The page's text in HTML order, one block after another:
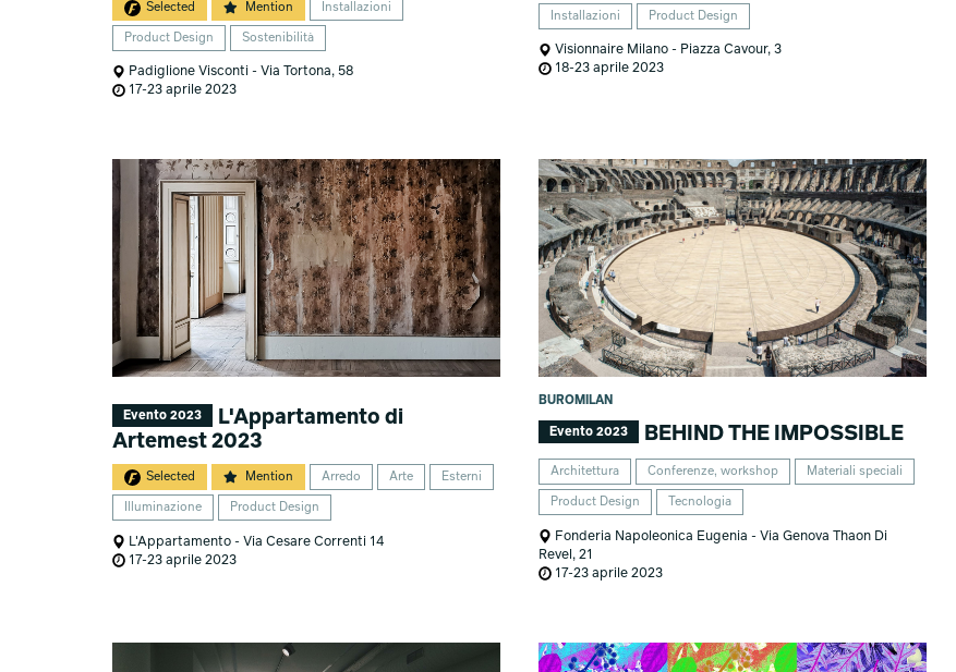
Selected Mention Installazioni
Product Design Sostenibilità
Padiglione Visconti - Via Tortona, 58
17-23 aprile 2023
Installazioni Product Design
Visionnaire Milano - Piazza Cavour, 3
18-23 aprile 2023
Evento 2023
L'Appartamento di
Artemest 2023
Selected Mention Arredo Arte Esterni
Illuminazione Product Design
L'Appartamento - Via Cesare Correnti 14
17-23 aprile 2023
BUROMILAN
Evento 2023 BEHIND THE IMPOSSIBLE
Architettura Conferenze, workshop Materiali speciali
Product Design Tecnologia
Fonderia Napoleonica Eugenia - Via Genova Thaon Di
Revel, 21
17-23 aprile 2023